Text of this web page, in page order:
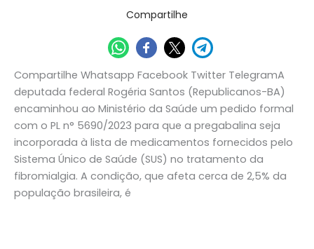
Compartilhe
Compartilhe Whatsapp Facebook Twitter TelegramA
deputada federal Rogéria Santos (Republicanos-BA)
encaminhou ao Ministério da Saúde um pedido formal
com o PL n° 5690/2023 para que a pregabalina seja
incorporada à lista de medicamentos fornecidos pelo
Sistema Único de Saúde (SUS) no tratamento da
fibromialgia. A condição, que afeta cerca de 2,5% da
população brasileira, é